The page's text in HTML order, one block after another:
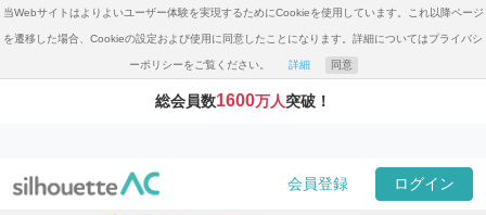
当Webサイトはよりよいユーザー体験を実現するためにCookieを使用しています。これ以降ページ
を遷移した場合、Cookieの設定および使用に同意したことになります。詳細についてはプライバシ
ーポリシーをご覧ください。 詳細 同意
総会員数1600万人突破！
会員登録 ログイン